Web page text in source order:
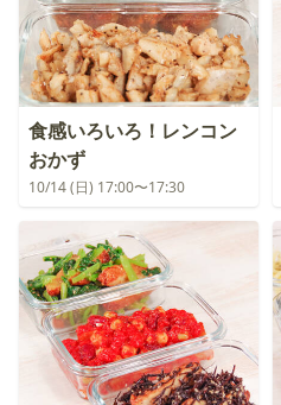
食感いろいろ！レンコン
おかず
10/14 (日) 17:00〜17:30